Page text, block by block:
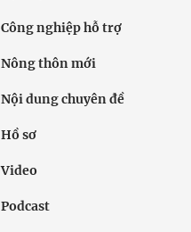
Công nghiệp hỗ trợ
Nông thôn mới
Nội dung chuyên đề
Hồ sơ
Video
Podcast